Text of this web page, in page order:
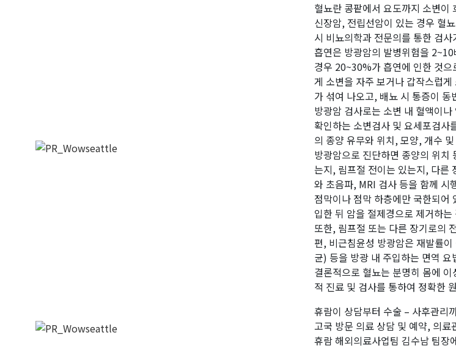
혈뇨란 콩팥에서 요도까지 소변
신장암, 전립선암이 있는 경우 혈
시 비뇨의학과 전문의를 통한 검사
흡연은 방광암의 발병위험을
경우 20~30%가 흡연에 인한 것
게 소변을 자주 보거나 갑작스럽
가 섞여 나오고, 배뇨 시 통증이 동
방광암 검사로는 소변 내 혈액이
확인하는 소변검사 및 요세포검사
의 종양 유무와 위치, 모양, 개수
방광암으로 진단하면 종양의 위치
는지, 림프절 전이는 있는지, 다른
와 초음파, MRI 검사 등을 함께 시
점막이나 점막 하층에만 국한되
입한 뒤 암을 절제경으로 제거하
또한, 림프절 또는 다른 장기로의
편, 비근침윤성 방광암은 재발률
균) 등을 방광 내 주입하는 면역 요
결론적으로 혈뇨는 분명히 몸에
적 진료 및 검사를 통하여 정확한
휴람이 상담부터 수술 – 사후관리
고국 방문 의료 상담 및 예약, 의
휴람 해외의료사업팀 김수남 팀장